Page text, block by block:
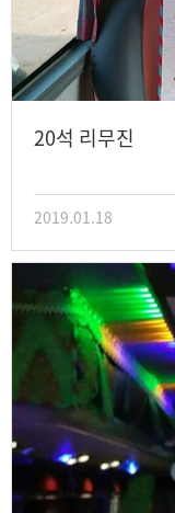
20석 리무진
2019.01.18